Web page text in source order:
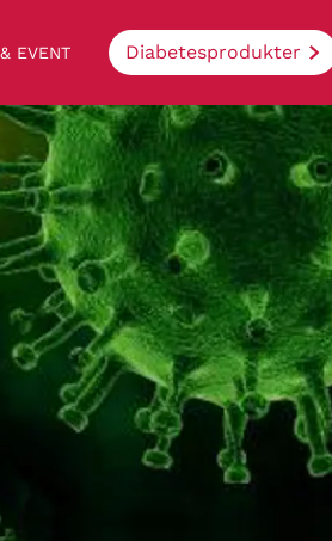
EVENT Diabetesprodukter
innebär diabetes?
uttryckt hindrar sjukdomen
ifrån att konvertera socker och
från mat till energi. Vid
klarar inte kroppen av att